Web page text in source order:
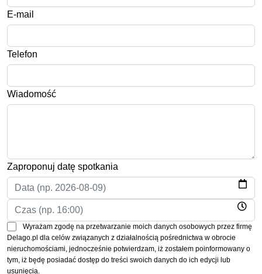
E-mail
Telefon
Wiadomość
Zaproponuj datę spotkania
Wyrażam zgodę na przetwarzanie moich danych osobowych przez firmę
Delago.pl dla celów związanych z działalnością pośrednictwa w obrocie
nieruchomościami, jednocześnie potwierdzam, iż zostałem poinformowany o
tym, iż będę posiadać dostęp do treści swoich danych do ich edycji lub
usunięcia.